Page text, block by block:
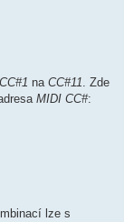
CC#1 na CC#11. Zde
MIDI CC#:
lze s